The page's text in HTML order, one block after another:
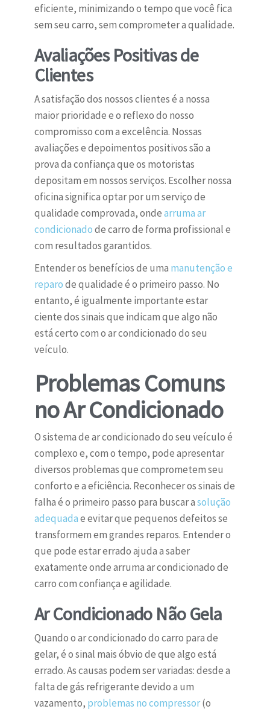
eficiente, minimizando o tempo que você fica
sem seu carro, sem comprometer a qualidade.
Avaliações Positivas de
Clientes
A satisfação dos nossos clientes é a nossa
maior prioridade e o reflexo do nosso
compromisso com a excelência. Nossas
avaliações e depoimentos positivos são a
prova da confiança que os motoristas
depositam em nossos serviços. Escolher nossa
oficina significa optar por um serviço de
qualidade comprovada, ondearruma ar
condicionadode carro de forma profissional e
com resultados garantidos.
Entender os benefícios de uma manutenção e
reparode qualidade é o primeiro passo. No
entanto, é igualmente importante estar
ciente dos sinais que indicam que algo não
está certo com o ar condicionado do seu
veículo.
Problemas Comuns
no Ar Condicionado
O sistema de ar condicionado do seu veículo é
complexo e, com o tempo, pode apresentar
diversos problemas que comprometem seu
conforto e a eficiência. Reconhecer os sinais de
falha é o primeiro passo para buscar asolução
adequadae evitar que pequenos defeitos se
transformem em grandes reparos. Entender o
que pode estar errado ajuda a saber
exatamenteonde arruma ar condicionado de
carrocom confiança e agilidade.
Ar Condicionado Não Gela
Quando o ar condicionado do carro para de
gelar, é o sinal mais óbvio de que algo está
errado. As causas podem ser variadas: desde a
falta de gás refrigerante devido a um
vazamento, problemas no compressor(o